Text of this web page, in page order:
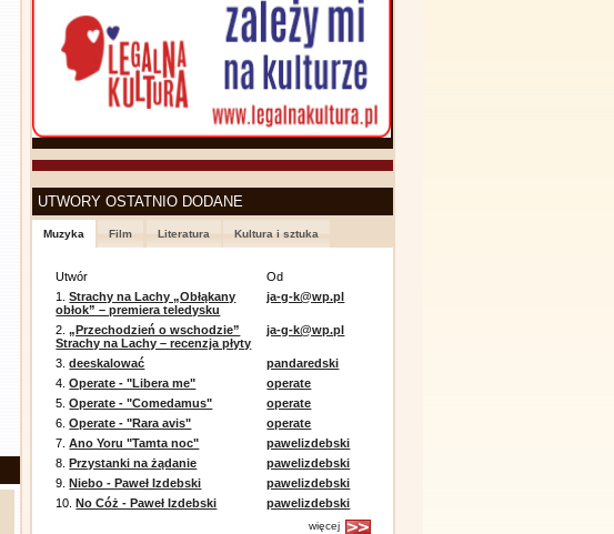
UTWORY OSTATNIO DODANE
Muzyka Film Literatura Kultura i sztuka
Utwór
Od
1.Strachy na Lachy „Obłąkany
obłok” – premiera teledysku
ja-g-k@wp.pl
2.„Przechodzień o wschodzie”
Strachy na Lachy – recenzja płyty
ja-g-k@wp.pl
3.deeskalować
pandaredski
4.Operate - "Libera me"
operate
5.Operate - "Comedamus"
operate
6.Operate - "Rara avis"
operate
7.Ano Yoru "Tamta noc"
pawelizdebski
8.Przystanki na żądanie
pawelizdebski
9.Niebo - Paweł Izdebski
pawelizdebski
10.No Cóż - Paweł Izdebski pawelizdebski
więcej